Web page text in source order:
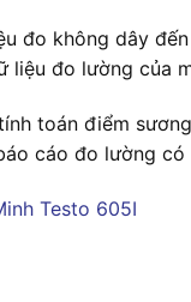
đo không dây
liệu đo lường của
toán điểm
cáo đo lường